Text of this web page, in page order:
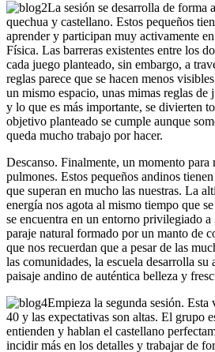
La sesión se desarrolla de forma
quechua y castellano. Estos pequeños
aprender y participan muy activamente
Física. Las barreras existentes entre los
cada juego planteado, sin embargo, a
reglas parece que se hacen menos
un mismo espacio, unas mimas reglas
y lo que es más importante, se divierten
objetivo planteado se cumple aunque
queda mucho trabajo por hacer.
Descanso. Finalmente, un momento para
pulmones. Estos pequeños andinos
que superan en mucho las nuestras. La
energía nos agota al mismo tiempo que
se encuentra en un entorno privilegiado
paraje natural formado por un manto de
que nos recuerdan que a pesar de las
las comunidades, la escuela desarrolla
paisaje andino de auténtica belleza y
Empieza la segunda sesión. Esta
40 y las expectativas son altas. El grupo
entienden y hablan el castellano
incidir más en los detalles y trabajar de